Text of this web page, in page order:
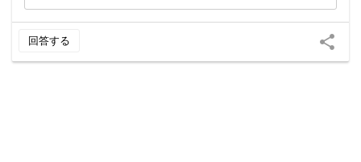
回答する share